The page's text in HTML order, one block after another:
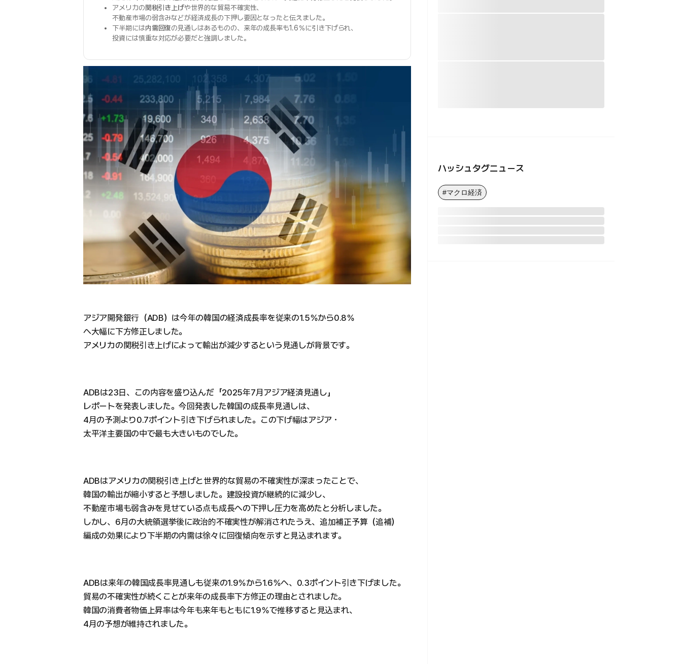
アメリカの関税引き上げや世界的な貿易不確実性、
不動産市場の弱含みなどが経済成長の下押し要因となったと伝えました。
下半期には内需回復の見通しはあるものの、来年の成長率も1.6％に引き下げられ、
投資には慎重な対応が必要だと強調しました。
アジア開発銀行（ADB）は今年の韓国の経済成長率を従来の1.5％から0.8％
へ大幅に下方修正しました。
アメリカの関税引き上げによって輸出が減少するという見通しが背景です。
ADBは23日、この内容を盛り込んだ「2025年7月アジア経済見通し」
レポートを発表しました。今回発表した韓国の成長率見通しは、
4月の予測より0.7ポイント引き下げられました。この下げ幅はアジア・
太平洋主要国の中で最も大きいものでした。
ADBはアメリカの関税引き上げと世界的な貿易の不確実性が深まったことで、
韓国の輸出が縮小すると予想しました。建設投資が継続的に減少し、
不動産市場も弱含みを見せている点も成長への下押し圧力を高めたと分析しました。
しかし、6月の大統領選挙後に政治的不確実性が解消されたうえ、追加補正予算（追補）
編成の効果により下半期の内需は徐々に回復傾向を示すと見込まれます。
ADBは来年の韓国成長率見通しも従来の1.9％から1.6％へ、0.3ポイント引き下げました。
貿易の不確実性が続くことが来年の成長率下方修正の理由とされました。
韓国の消費者物価上昇率は今年も来年もともに1.9％で推移すると見込まれ、
4月の予想が維持されました。
ハッシュタグニュース
#マクロ経済